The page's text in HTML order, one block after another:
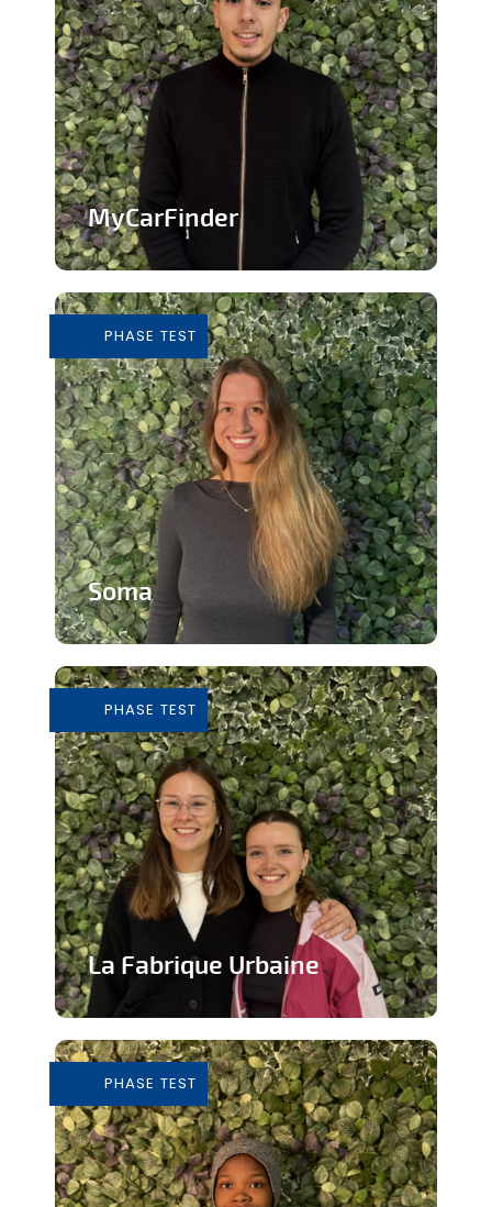
MyCarFinder
d'occasion
En savoir plus
PHASE TEST
Soma
immersive
En savoir plus
PHASE TEST
La Fabrique Urbaine
outils pour consommer de façon...
En savoir plus
PHASE TEST